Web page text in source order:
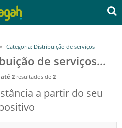
Categoria: Distribuição de serviços
Categoria: Distribuição de serviços em Viamão, RS
até 2 resultados de 2
a partir do seu